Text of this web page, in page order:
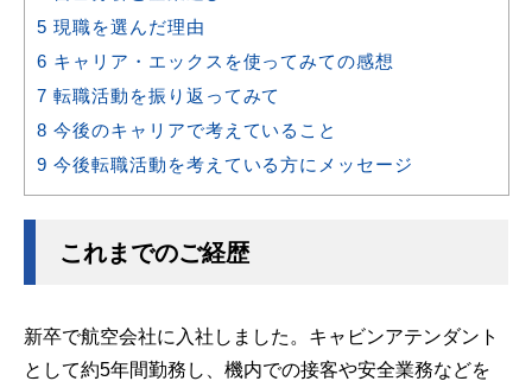
5 現職を選んだ理由
6 キャリア・エックスを使ってみての感想
7 転職活動を振り返ってみて
8 今後のキャリアで考えていること
9 今後転職活動を考えている方にメッセージ
これまでのご経歴
新卒で航空会社に入社しました。キャビンアテンダント
として約5年間勤務し、機内での接客や安全業務などを